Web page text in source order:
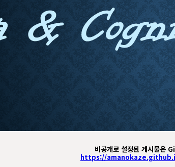
비공개로 설정된 게시물은
https://